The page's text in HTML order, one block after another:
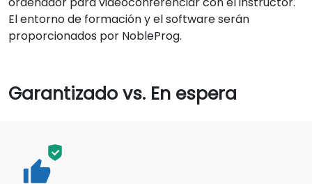
El entorno de formación y el software serán
proporcionados por NobleProg.
Garantizado vs. En espera